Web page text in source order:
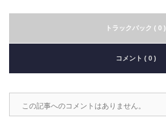
トラックバック ( 0 )
コメント ( 0 )
この記事へのコメントはありません。